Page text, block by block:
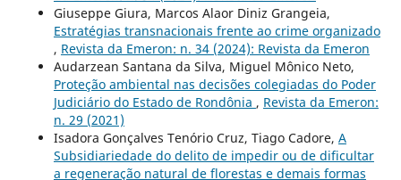
Giuseppe Giura, Marcos Alaor Diniz Grangeia,
Estratégias transnacionais frente ao crime organizado
, Revista da Emeron: n. 34 (2024): Revista da Emeron
Audarzean Santana da Silva, Miguel Mônico Neto,
Proteção ambiental nas decisões colegiadas do Poder
Judiciário do Estado de Rondônia , Revista da Emeron:
n. 29 (2021)
Isadora Gonçalves Tenório Cruz, Tiago Cadore, A
Subsidiariedade do delito de impedir ou de dificultar
a regeneração natural de florestas e demais formas